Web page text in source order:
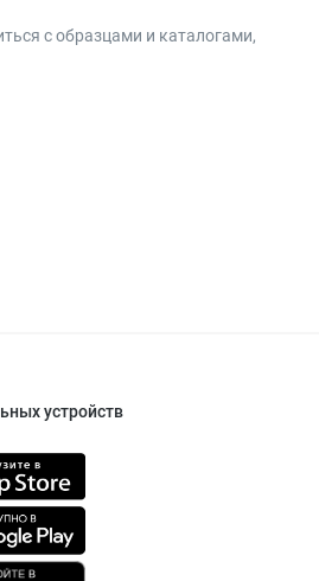
с образцами и каталогами,
устройств